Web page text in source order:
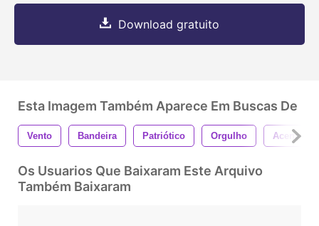
Download gratuito
Esta Imagem Também Aparece Em Buscas De
Vento Bandeira Patriótico Orgulho Acenando
Os Usuarios Que Baixaram Este Arquivo
Também Baixaram